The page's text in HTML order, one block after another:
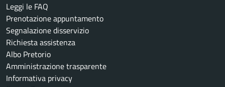
Leggi le FAQ
Prenotazione appuntamento
Segnalazione disservizio
Richiesta assistenza
Albo Pretorio
Amministrazione trasparente
Informativa privacy